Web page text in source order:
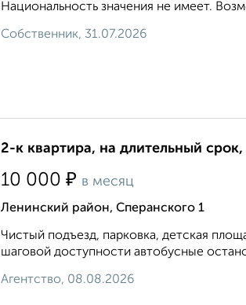
Национальность значения не имеет.
Собственник, 31.07.2026
2-к квартира, на длительный
10 000 ₽ в месяц
Ленинский район, Сперанского 1
Чистый подъезд, парковка, детская
шаговой доступности автобусные
Агентство, 08.08.2026